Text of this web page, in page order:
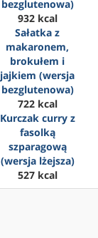
bezglutenowa)
932 kcal
Sałatka z
makaronem,
brokułem i
jajkiem (wersja
bezglutenowa)
722 kcal
Kurczak curry z
fasolką
szparagową
(wersja lżejsza)
527 kcal